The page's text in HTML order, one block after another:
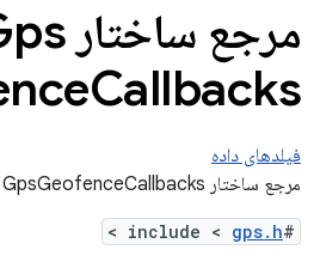
مرجع ساختار Gps
Callbacks
فیلدهای داده
مرجع ساختار GpsGeofenceCallbacks
#include <
gps.h
>